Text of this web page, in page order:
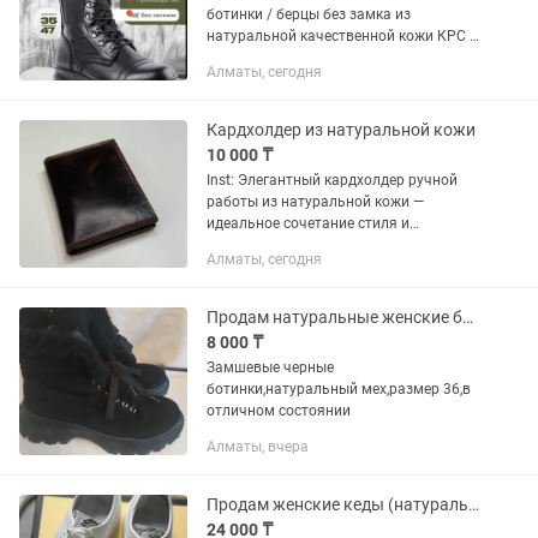
ботинки / берцы без замка из
натуральной качественной кожи КРС и
изготовлены на Дагестанской обувной
каучука...
Алматы, сегодня
Кардхолдер из натуральной кожи
10 000 ₸
Inst: Элегантный кардхолдер ручной
работы из натуральной кожи —
идеальное сочетание стиля и
минималистичный дизайн позволяет
качество...
Алматы, сегодня
Продам натуральные женские ботинки
8 000 ₸
Замшевые черные
ботинки,натуральный мех,размер 36,в
отличном состоянии
Алматы, вчера
Продам женские кеды (натуральная кожа)
24 000 ₸